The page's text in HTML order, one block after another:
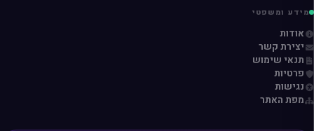
מידע ומשפטי
אודות
יצירת קשר
תנאי שימוש
פרטיות
נגישות
מפת האתר